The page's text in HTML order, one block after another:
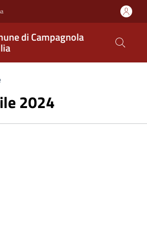
di Campagnola
2024